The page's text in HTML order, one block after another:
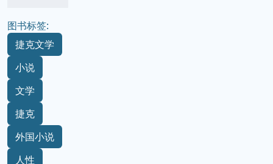
图书标签:
捷克文学
小说
文学
捷克
外国小说
人性